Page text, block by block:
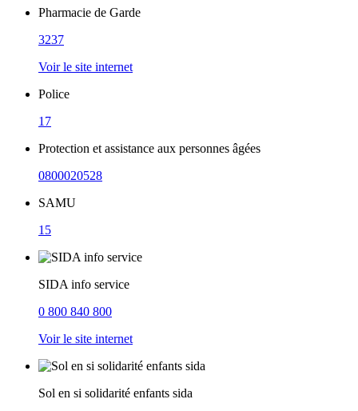
Pharmacie de Garde
3237
Voir le site internet
Police
17
Protection et assistance aux personnes âgées
0800020528
SAMU
15
SIDA info service
0 800 840 800
Voir le site internet
Sol en si solidarité enfants sida